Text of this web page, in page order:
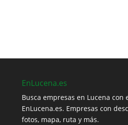
EnLucena.es
Busca empresas en Lucena con
EnLucena.es. Empresas con
fotos, mapa, ruta y más.